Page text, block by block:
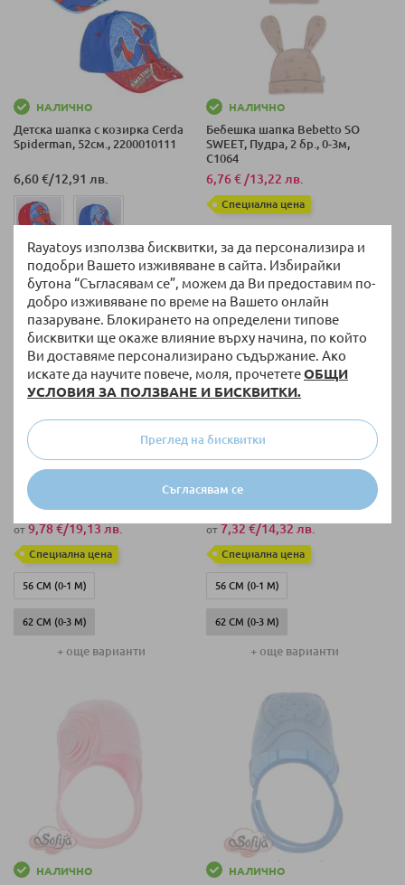
Rayatoys използва бисквитки, за да персонализира и
подобри Вашето изживяване в сайта. Избирайки
бутона “Съгласявам се”, можем да Ви предоставим по-
добро изживяване по време на Вашето онлайн
пазаруване. Блокирането на определени типове
бисквитки ще окаже влияние върху начина, по който
Ви доставяме персонализирано съдържание. Ако
искате да научите повече, моля, прочететеОБЩИ
УСЛОВИЯ ЗА ПОЛЗВАНЕ И БИСКВИТКИ.
Съгласявам се
Преглед на бисквитки
НАЛИЧНО
Детска шапка с козирка Cerda
Spiderman, 52см., 2200010111
6,60 €/12,91 лв.
НАЛИЧНО
Бебешка шапка Bebetto SO
SWEET, Пудра, 2 бр., 0-3м,
C1064
6,76 € /13,22 лв.
Специална цена
НАЛИЧНО
Бебешка шапка Sofija
PIERWIOSNEK Размер 56-74 cm
от 9,78 €/19,13 лв.
Специална цена
56 СМ (0-1 М)
62 СМ (0-3 М)
68 СМ (3-6 М)
+ още варианти
НАЛИЧНО
MALWINKA Размер 56-74 cm
от 7,32 €/14,32 лв.
Специална цена
56 СМ (0-1 М)
62 СМ (0-3 М)
68 СМ (3-6 М)
74 СМ (6-9 М)
+ още варианти
НАЛИЧНО НАЛИЧНО